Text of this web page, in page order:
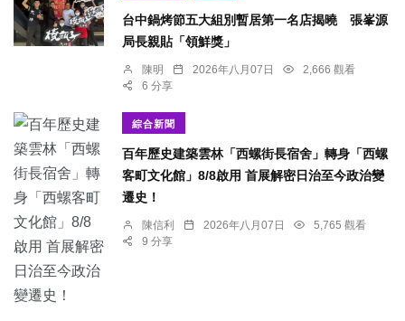
台中鍋烤節五大組別暫居第一名店揭曉 張峯源
局長親貼「領鮮獎」
陳明 2026年八月07日
2,666 觀看
6 分享
綜合新聞
百年歷史建築雲林「西螺街長宿舍」轉身「西螺
客町文化館」8/8啟用 首展解密日治至今政治變
遷史！
陳信利 2026年八月07日
5,765 觀看
9 分享